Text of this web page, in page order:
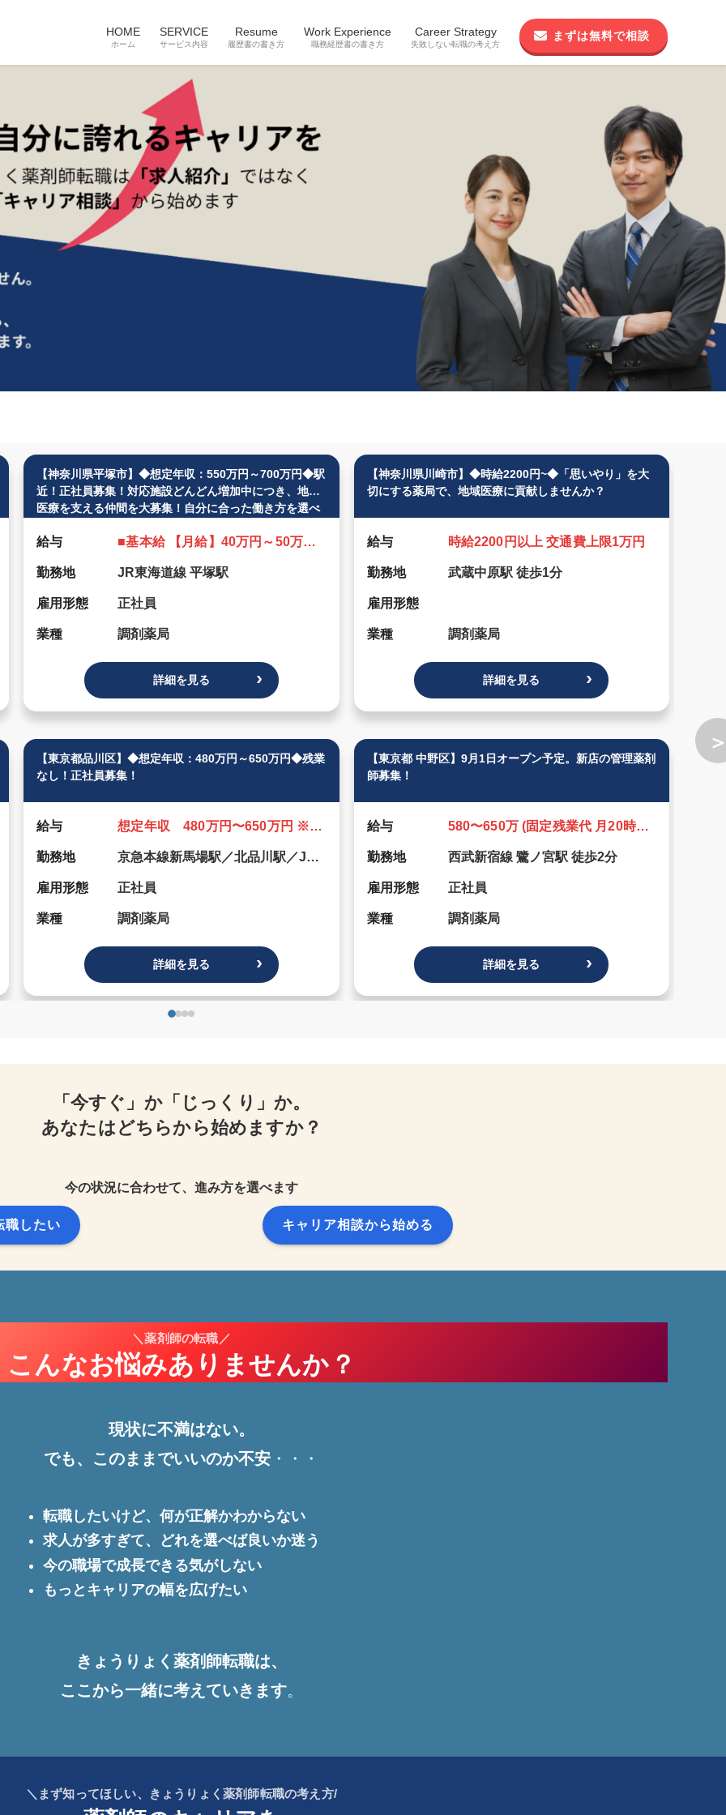
HOME
ホーム
SERVICE
サービス内容
Resume
履歴書の書き方
Work Experience
職務経歴書の書き方
Career Strategy
失敗しない転職の考え方
まずは無料で相談
【神奈川県平塚市】◆想定年収：550万円～700万円◆駅
近！正社員募集！対応施設どんどん増加中につき、地域
医療を支える仲間を大募集！自分に合った働き方を選べ
給与 ■基本給 【月給】40万円～50万円 【年収】480万円～ 600万円（賞与を含みません） 【残業】あり（月平均20～45時間） （※）基本給は、経験・スキルを考慮して決定します。 ■残業 ・弊社は対応施設がどんどん増えており、仕事がたくさんありますので、 たくさん働きたい方であれば、以下のように上限時間まで働いて頂く形でも大歓迎です。 逆に、20時間程度で抑えたい人でもシフト調整しますので、そのような働き方の方も大歓迎です。 ・月20時間：月6万円～7.8万円、年72万円～93.6万円 ・月30時間：月9.3万円～11.7万円、年111.6万円～140万円 ・月45時間：月14万円～17万円、年168万円～204万円 ■決算賞与の実績 ・2025年決算賞与1.0月 ・2026年決算賞与0.8ヶ月 （※）業績が良い時のみ、決算賞与が出ることがあります。
勤務地 JR東海道線 平塚駅
雇用形態 正社員
業種 調剤薬局
詳細を見る
【神奈川県川崎市】◆時給2200円~◆「思いやり」を大
切にする薬局で、地域医療に貢献しませんか？
給与 時給2200円以上 交通費上限1万円
勤務地 武蔵中原駅 徒歩1分
雇用形態
業種 調剤薬局
詳細を見る
【東京都品川区】◆想定年収：480万円～650万円◆残業
なし！正社員募集！
給与 想定年収 480万円〜650万円 ※年齢、経験、能力を考慮のうえ、規定により決定します。 ※年俸制のご相談可能。
勤務地 京急本線新馬場駅／北品川駅／JR品川駅
雇用形態 正社員
業種 調剤薬局
詳細を見る
【東京都 中野区】9月1日オープン予定。新店の管理薬剤
師募集！
給与 580〜650万 (固定残業代 月20時間分含む)
勤務地 西武新宿線 鷺ノ宮駅 徒歩2分
雇用形態 正社員
業種 調剤薬局
詳細を見る
【東
「今すぐ」 か「じっくり」 か。
あなたはどちらから始めますか？
今の状況に合わせて、進み方を選べます
職したい キャリア相談から始める
＼薬剤師の転職／
こんなお悩みありませんか？
現状に不満はない。
でも、このままでいいのか不安 ・・・
転職したいけど、何が正解かわからない
求人が多すぎて、どれを選べば良いか迷う
今の職場で成長できる気がしない
もっとキャリアの幅を広げたい
きょうりょく薬剤師転職は、
ここから一緒に考えていきます。
＼まず知ってほしい、きょうりょく薬剤師転職の考え方/